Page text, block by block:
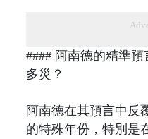
#### 阿南德的精準
多災？
阿南德在其預言中反
的特殊年份，特別是